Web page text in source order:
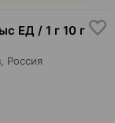
ЕД / 1 г 10 г
, Россия